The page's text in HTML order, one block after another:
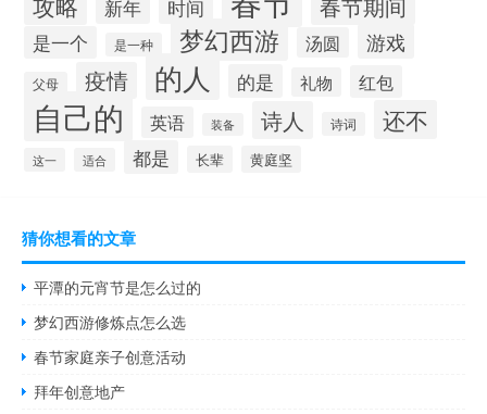
新年 时间
是一个 是一种 梦幻西游 汤圆 游戏
父母 疫情 的人 的是 礼物 红包
自己的 英语 装备 诗人 诗词 还不
这一 适合 都是 长辈 黄庭坚
猜你想看的文章
平潭的元宵节是怎么过的
梦幻西游修炼点怎么选
春节家庭亲子创意活动
拜年创意地产